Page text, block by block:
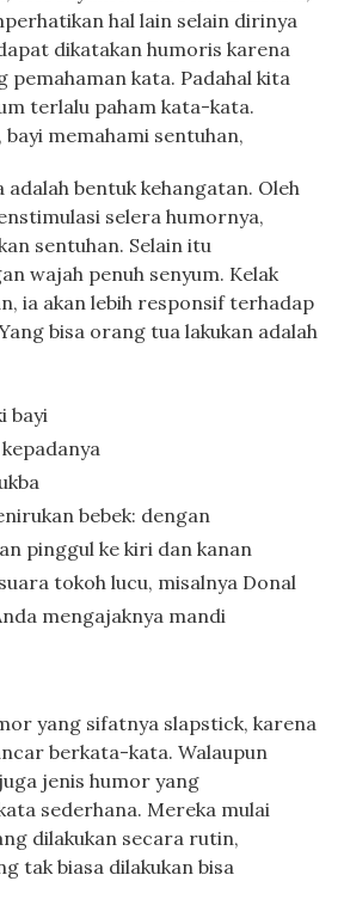
hal lain selain dirinya
dikatakan humoris karena
pemahaman kata. Padahal kita
terlalu paham kata-kata.
memahami sentuhan,
adalah bentuk kehangatan. Oleh
selera humornya,
sentuhan. Selain itu
wajah penuh senyum. Kelak
ia akan lebih responsif terhadap
bisa orang tua lakukan adalah
bayi
bebek: dengan
pinggul ke kiri dan kanan
tokoh lucu, misalnya Donal
mengajaknya mandi
yang sifatnya slapstick, karena
berkata-kata. Walaupun
jenis humor yang
sederhana. Mereka mulai
dilakukan secara rutin,
tak biasa dilakukan bisa